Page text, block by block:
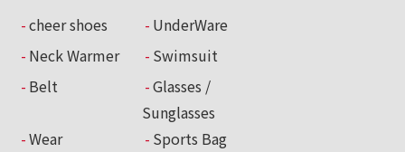
cheer shoes
UnderWare
Neck Warmer
Swimsuit
Belt
Glasses /
Sunglasses
Wear
Sports Bag